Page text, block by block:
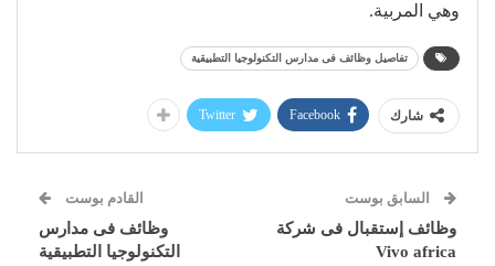
وهي المربية.
تفاصيل وظائف فى مدارس التكنولوجيا التطبيقية
شارك Facebook
Twitter
السابق بوست
وظائف إستقبال فى شركة
Vivo africa
القادم بوست
وظائف فى مدارس
التكنولوجيا التطبيقية